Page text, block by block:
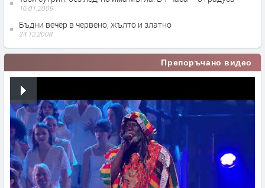
16.01.2009
Бъдни вечер в червено, жълто и златно
24.12.2008
Препоръчано видео